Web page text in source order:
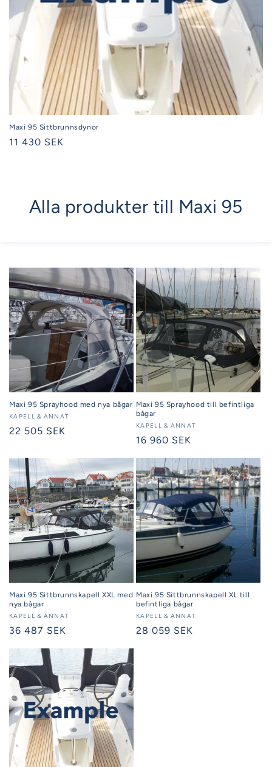
Maxi 95 Sittbrunnsdynor
Ordinarie
11 430 SEK
Alla produkter till Maxi 95
Maxi 95 Sprayhood med nya bågar
Säljare:
KAPELL & ANNAT
Ordinarie
22 505 SEK
Maxi 95 Sprayhood till befintliga
bågar
Säljare:
KAPELL & ANNAT
Ordinarie
16 960 SEK
Maxi 95 Sittbrunnskapell XXL med
nya bågar
Säljare:
KAPELL & ANNAT
Ordinarie
36 487 SEK
Maxi 95 Sittbrunnskapell XL till
befintliga bågar
Säljare:
KAPELL & ANNAT
Ordinarie
28 059 SEK